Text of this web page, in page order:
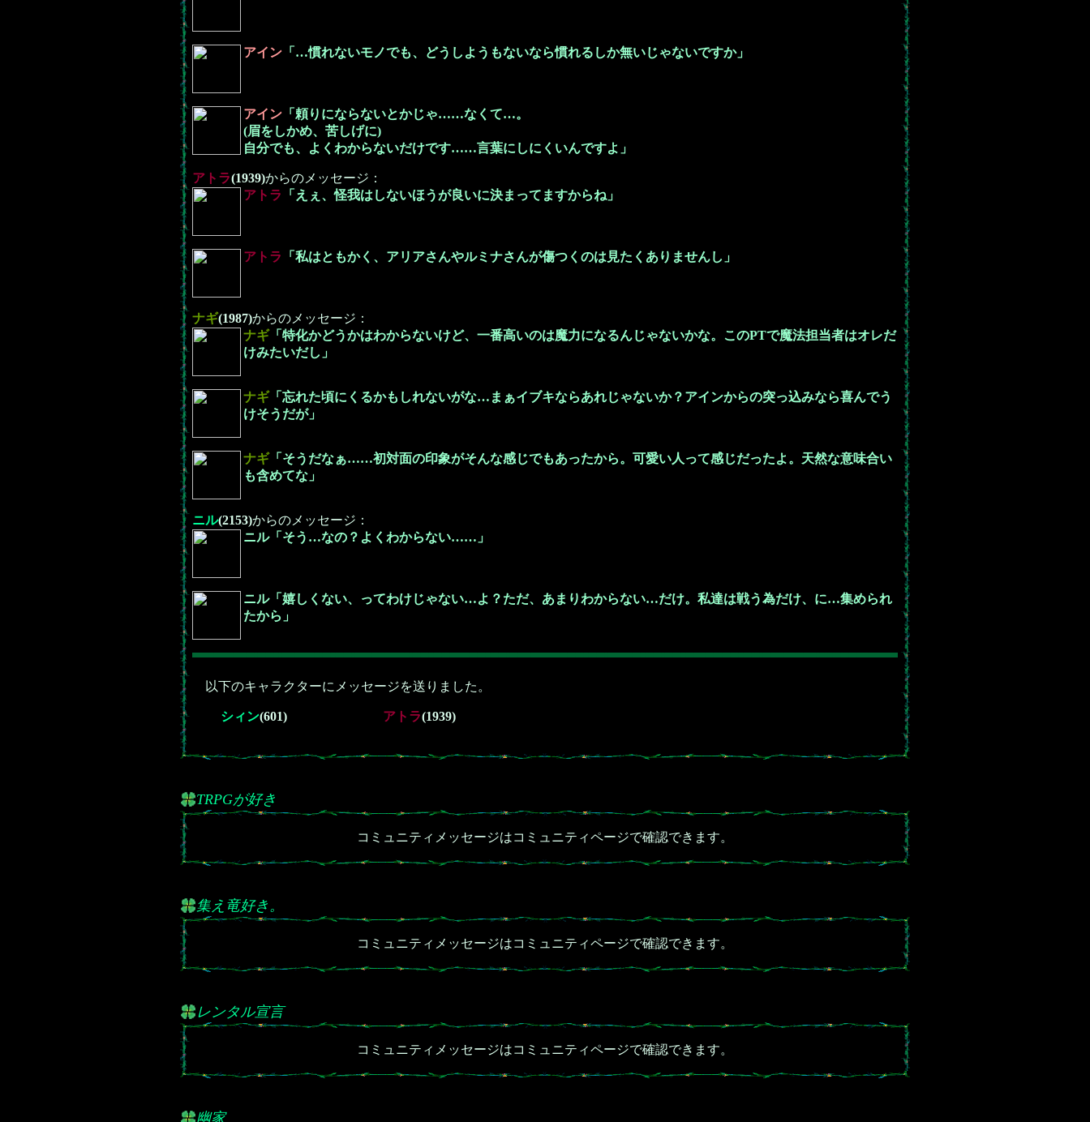
アイン 「…慣れないモノでも、どうしようもないなら慣れるしか無いじゃないですか」
アイン 「頼りにならないとかじゃ……なくて…。
(眉をしかめ、苦しげに)
自分でも、よくわからないだけです……言葉にしにくいんですよ」
アトラ(1939)からのメッセージ：
アトラ
「えぇ、怪我はしないほうが良いに決まってますからね」
アトラ 「私はともかく、アリアさんやルミナさんが傷つくのは見たくありませんし」
ナギ(1987)からのメッセージ：
ナギ「特化かどうかはわからないけど、一番高いのは魔力になるんじゃないかな。このPTで魔法担当者はオレだ
けみたいだし」
ナギ「忘れた頃にくるかもしれないがな…まぁイブキならあれじゃないか？アインからの突っ込みなら喜んでう
けそうだが」
ナギ「そうだなぁ……初対面の印象がそんな感じでもあったから。可愛い人って感じだったよ。天然な意味合い
も含めてな」
ニル(2153)からのメッセージ：
ニル「そう…なの？よくわからない……」
ニル「嬉しくない、ってわけじゃない…よ？ただ、あまりわからない…だけ。私達は戦う為だけ、に…集められ
たから」
以下のキャラクターにメッセージを送りました。
シィン(601) アトラ(1939)
TRPGが好き
コミュニティメッセージはコミュニティページで確認できます。
集え竜好き。
コミュニティメッセージはコミュニティページで確認できます。
レンタル宣言
コミュニティメッセージはコミュニティページで確認できます。
幽家